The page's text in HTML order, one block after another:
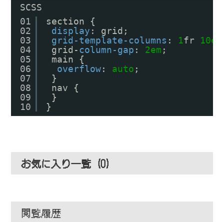
SCSS
01
02
03
04
05
06
07
08
09
10
section {
display : grid;
grid-template-columns : 1fr 10em
grid-column-gap : 2em ;
main {
overflow: auto ;
}
nav {
}
}
お気に入り一覧 (0)
閲覧履歴